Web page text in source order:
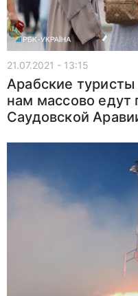
21.07.2021 - 13:15
Арабские
нам массово едут
Саудовской